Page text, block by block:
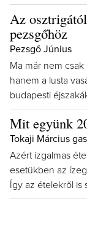
Az
pezsgőhöz
Pezsgő Június
Ma már nem
hanem a lusta
budapesti
Mit együnk
Tokaji Március
Azért izgalmas
esetükben az
Így az ételekről is